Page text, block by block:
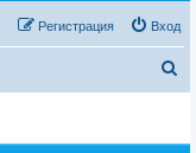
Вход
Регистрация
о